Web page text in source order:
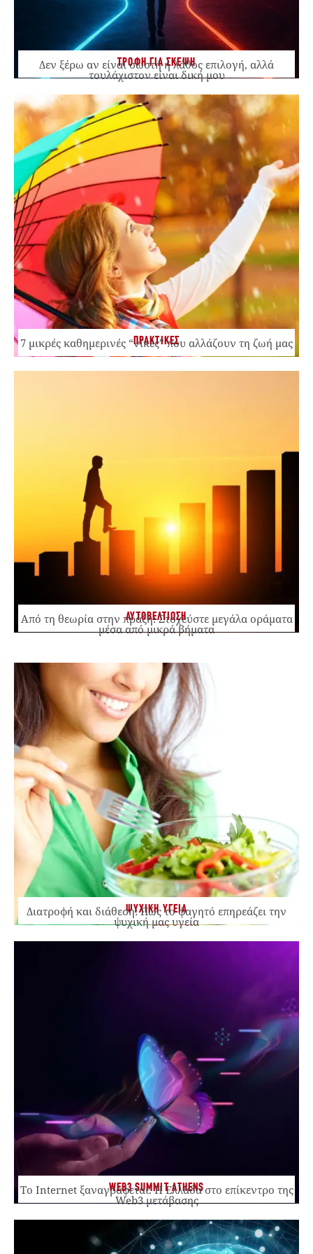
ΤΡΟΦΗ ΓΙΑ ΣΚΕΨΗ
Δεν ξέρω αν είναι σωστή ή λάθος επιλογή, αλλά
τουλάχιστον είναι δική μου
ΠΡΑΚΤΙΚΕΣ
7 μικρές καθημερινές “νίκες” που αλλάζουν τη ζωή μας
ΑΥΤΟΒΕΛΤΙΩΣΗ
Από τη θεωρία στην πράξη: Στοχεύστε μεγάλα οράματα
μέσα από μικρά βήματα
ΨΥΧΙΚΗ ΥΓΕΙΑ
Διατροφή και διάθεση: Πώς το φαγητό επηρεάζει την
ψυχική μας υγεία
WEB3 SUMMIT ATHENS
Το Internet ξαναγράφεται. Η Ελλάδα στο επίκεντρο της
Web3 μετάβασης